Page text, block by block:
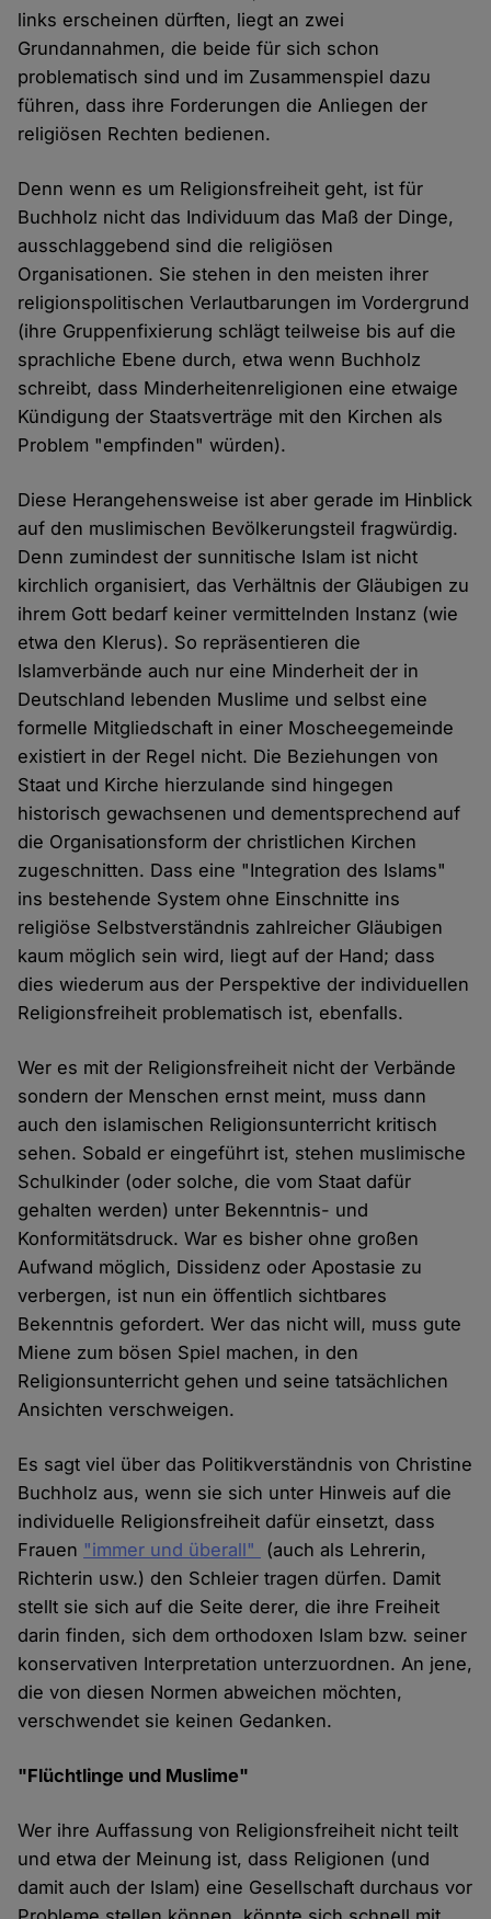
links erscheinen dürften, liegt an zwei
Grundannahmen, die beide für sich schon
problematisch sind und im Zusammenspiel dazu
führen, dass ihre Forderungen die Anliegen der
religiösen Rechten bedienen.
Denn wenn es um Religionsfreiheit geht, ist für
Buchholz nicht das Individuum das Maß der Dinge,
ausschlaggebend sind die religiösen
Organisationen. Sie stehen in den meisten ihrer
religionspolitischen Verlautbarungen im Vordergrund
(ihre Gruppenfixierung schlägt teilweise bis auf die
sprachliche Ebene durch, etwa wenn Buchholz
schreibt, dass Minderheitenreligionen eine etwaige
Kündigung der Staatsverträge mit den Kirchen als
Problem "empfinden" würden).
Diese Herangehensweise ist aber gerade im Hinblick
auf den muslimischen Bevölkerungsteil fragwürdig.
Denn zumindest der sunnitische Islam ist nicht
kirchlich organisiert, das Verhältnis der Gläubigen zu
ihrem Gott bedarf keiner vermittelnden Instanz (wie
etwa den Klerus). So repräsentieren die
Islamverbände auch nur eine Minderheit der in
Deutschland lebenden Muslime und selbst eine
formelle Mitgliedschaft in einer Moscheegemeinde
existiert in der Regel nicht. Die Beziehungen von
Staat und Kirche hierzulande sind hingegen
historisch gewachsenen und dementsprechend auf
die Organisationsform der christlichen Kirchen
zugeschnitten. Dass eine "Integration des Islams"
ins bestehende System ohne Einschnitte ins
religiöse Selbstverständnis zahlreicher Gläubigen
kaum möglich sein wird, liegt auf der Hand; dass
dies wiederum aus der Perspektive der individuellen
Religionsfreiheit problematisch ist, ebenfalls.
Wer es mit der Religionsfreiheit nicht der Verbände
sondern der Menschen ernst meint, muss dann
auch den islamischen Religionsunterricht kritisch
sehen. Sobald er eingeführt ist, stehen muslimische
Schulkinder (oder solche, die vom Staat dafür
gehalten werden) unter Bekenntnis- und
Konformitätsdruck. War es bisher ohne großen
Aufwand möglich, Dissidenz oder Apostasie zu
verbergen, ist nun ein öffentlich sichtbares
Bekenntnis gefordert. Wer das nicht will, muss gute
Miene zum bösen Spiel machen, in den
Religionsunterricht gehen und seine tatsächlichen
Ansichten verschweigen.
Es sagt viel über das Politikverständnis von Christine
Buchholz aus, wenn sie sich unter Hinweis auf die
individuelle Religionsfreiheit dafür einsetzt, dass
Frauen "immer und überall"
(auch als Lehrerin,
Richterin usw.) den Schleier tragen dürfen. Damit
stellt sie sich auf die Seite derer, die ihre Freiheit
darin finden, sich dem orthodoxen Islam bzw. seiner
konservativen Interpretation unterzuordnen. An jene,
die von diesen Normen abweichen möchten,
verschwendet sie keinen Gedanken.
"Flüchtlinge und Muslime"
Wer ihre Auffassung von Religionsfreiheit nicht teilt
und etwa der Meinung ist, dass Religionen (und
damit auch der Islam) eine Gesellschaft durchaus vor